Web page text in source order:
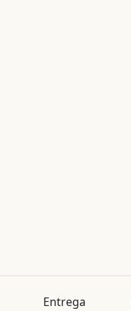
Entrega